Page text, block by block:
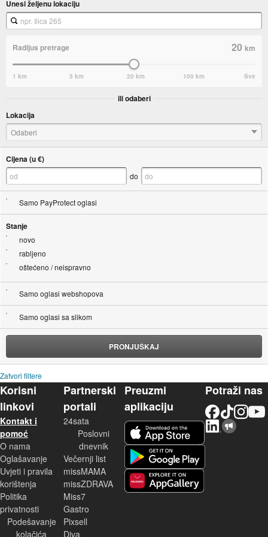
Unesi željenu lokaciju
Radijus pretrage 20km
1 km 5 km 20 km 100 km Sve
ili odaberi
Lokacija
Odaberi
Cijena (u €)
do
Samo PayProtect oglasi
Stanje
novo
rabljeno
oštećeno / neispravno
Samo oglasi webshopova
Samo oglasi sa slikom
PRONJUŠKAJ
Zatvori filtere
Korisni
linkovi
Kontakt i
pomoć
O nama
Oglašavanje
Uvjeti i pravila
korištenja
Politika
privatnosti
Podešavanje
kolačića
Partnerski
portali
24sata
Poslovni
dnevnik
Večernji list
missMAMA
missZDRAVA
Miss7
Gastro
Pixsell
Diva
Preuzmi
aplikaciju
Potraži nas